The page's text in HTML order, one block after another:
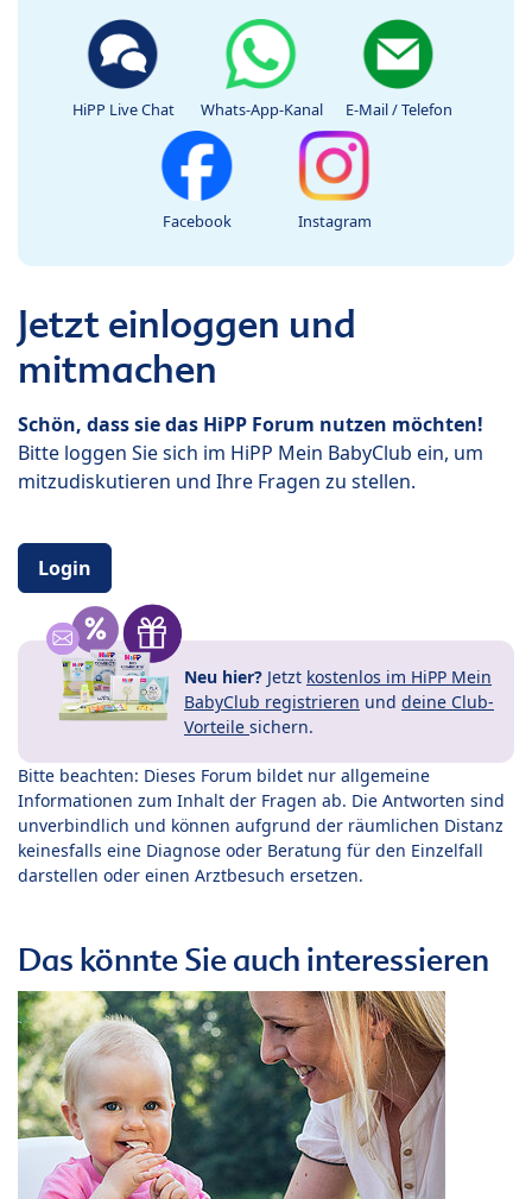
HiPP Live Chat Whats-App-Kanal E-Mail / Telefon
Facebook Instagram
Jetzt einloggen und
mitmachen
Schön, dass sie das HiPP Forum nutzen möchten!
Bitte loggen Sie sich im HiPP Mein BabyClub ein, um
mitzudiskutieren und Ihre Fragen zu stellen.
Login
Neu hier? Jetzt kostenlos im HiPP Mein
BabyClub registrieren und deine Club-
Vorteile sichern.
Bitte beachten: Dieses Forum bildet nur allgemeine
Informationen zum Inhalt der Fragen ab. Die Antworten sind
unverbindlich und können aufgrund der räumlichen Distanz
keinesfalls eine Diagnose oder Beratung für den Einzelfall
darstellen oder einen Arztbesuch ersetzen.
Das könnte Sie auch interessieren